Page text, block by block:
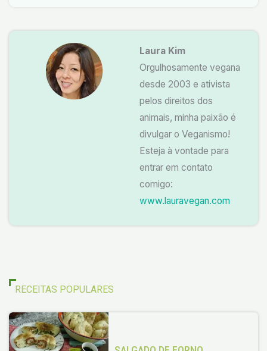
Laura Kim
Orgulhosamente vegana
desde 2003 e ativista
pelos direitos dos
animais, minha paixão é
divulgar o Veganismo!
Esteja à vontade para
entrar em contato
comigo:
www.lauravegan.com
RECEITAS POPULARES